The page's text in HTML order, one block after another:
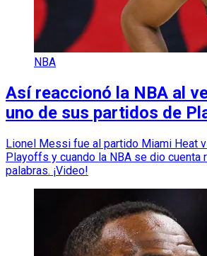
NBA
Así reaccionó la NBA al
uno de sus partidos de
Lionel Messi fue al partido Miami Heat
Playoffs y cuando la NBA se dio cuenta
palabras. ¡Video!